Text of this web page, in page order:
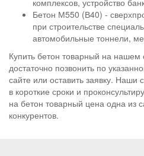
комплексов, устройство
Бетон М550 (В40) -
при строительстве
автомобильные тоннели,
Купить бетон товарный на нашем
достаточно позвонить по
сайте или оставить заявку. Наши
в короткие сроки и
на бетон товарный цена одна из
конкурентов.